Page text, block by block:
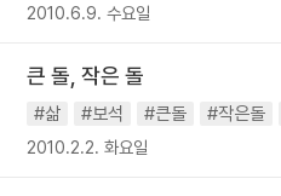
2010.6.9. 수요일
큰 돌, 작은 돌
#삶 #보석 #큰돌 #작은돌
2010.2.2. 화요일